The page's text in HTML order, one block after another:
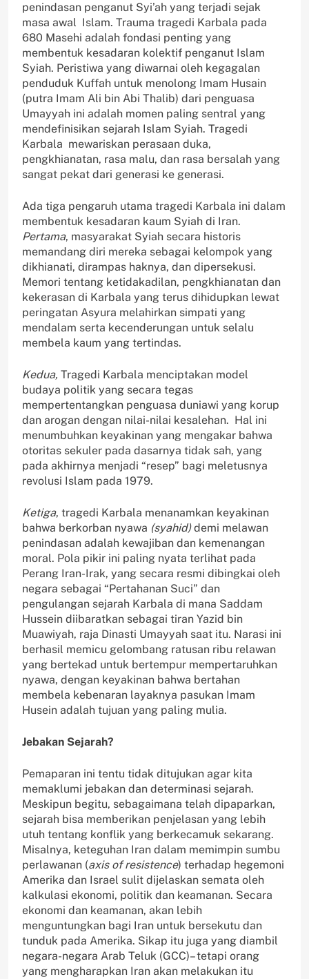
penindasan penganut Syi’ah yang terjadi sejak
masa awal Islam. Trauma tragedi Karbala pada
680 Masehi adalah fondasi penting yang
membentuk kesadaran kolektif penganut Islam
Syiah. Peristiwa yang diwarnai oleh kegagalan
penduduk Kuffah untuk menolong Imam Husain
(putra Imam Ali bin Abi Thalib) dari penguasa
Umayyah ini adalah momen paling sentral yang
mendefinisikan sejarah Islam Syiah. Tragedi
Karbala mewariskan perasaan duka,
pengkhianatan, rasa malu, dan rasa bersalah yang
sangat pekat dari generasi ke generasi.
Ada tiga pengaruh utama tragedi Karbala ini dalam
membentuk kesadaran kaum Syiah di Iran.
Pertama, masyarakat Syiah secara historis
memandang diri mereka sebagai kelompok yang
dikhianati, dirampas haknya, dan dipersekusi.
Memori tentang ketidakadilan, pengkhianatan dan
kekerasan di Karbala yang terus dihidupkan lewat
peringatan Asyura melahirkan simpati yang
mendalam serta kecenderungan untuk selalu
membela kaum yang tertindas.
Kedua, Tragedi Karbala menciptakan model
budaya politik yang secara tegas
mempertentangkan penguasa duniawi yang korup
dan arogan dengan nilai-nilai kesalehan. Hal ini
menumbuhkan keyakinan yang mengakar bahwa
otoritas sekuler pada dasarnya tidak sah, yang
pada akhirnya menjadi “resep” bagi meletusnya
revolusi Islam pada 1979.
Ketiga, tragedi Karbala menanamkan keyakinan
bahwa berkorban nyawa (syahid)demi melawan
penindasan adalah kewajiban dan kemenangan
moral. Pola pikir ini paling nyata terlihat pada
Perang Iran-Irak, yang secara resmi dibingkai oleh
negara sebagai “Pertahanan Suci” dan
pengulangan sejarah Karbala di mana Saddam
Hussein diibaratkan sebagai tiran Yazid bin
Muawiyah, raja Dinasti Umayyah saat itu. Narasi ini
berhasil memicu gelombang ratusan ribu relawan
yang bertekad untuk bertempur mempertaruhkan
nyawa, dengan keyakinan bahwa bertahan
membela kebenaran layaknya pasukan Imam
Husein adalah tujuan yang paling mulia.
Jebakan Sejarah?
Pemaparan ini tentu tidak ditujukan agar kita
memaklumi jebakan dan determinasi sejarah.
Meskipun begitu, sebagaimana telah dipaparkan,
sejarah bisa memberikan penjelasan yang lebih
utuh tentang konflik yang berkecamuk sekarang.
Misalnya, keteguhan Iran dalam memimpin sumbu
perlawanan (axis of resistence) terhadap hegemoni
Amerika dan Israel sulit dijelaskan semata oleh
kalkulasi ekonomi, politik dan keamanan. Secara
ekonomi dan keamanan, akan lebih
menguntungkan bagi Iran untuk bersekutu dan
tunduk pada Amerika. Sikap itu juga yang diambil
negara-negara Arab Teluk (GCC)– tetapi orang
yang mengharapkan Iran akan melakukan itu